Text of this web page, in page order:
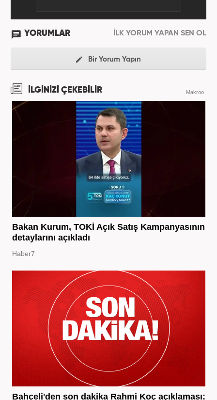
YORUMLAR İLK YORUM YAPAN SEN OL
Bir Yorum Yapın
İLGİNİZİ ÇEKEBİLİR Makroo
Bakan Kurum, TOKİ Açık Satış Kampanyasının
detaylarını açıkladı
Haber7
Bahçeli'den son dakika Rahmi Koç açıklaması: